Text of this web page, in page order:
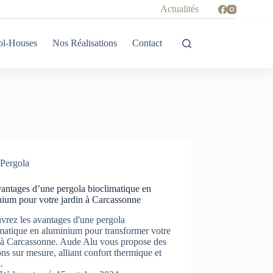
Actualités
Houses Nos Réalisations Contact
Pergola
d’une pergola bioclimatique en
pour votre jardin à Carcassonne
les avantages d'une pergola
en aluminium pour transformer votre
Carcassonne. Aude Alu vous propose des
sur mesure, alliant confort thermique et